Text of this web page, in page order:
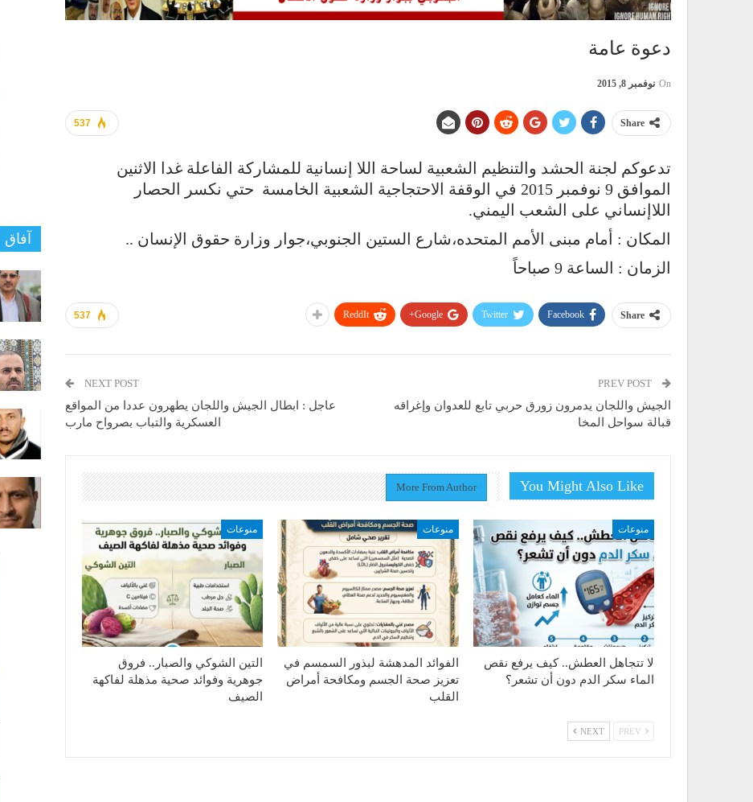
دعوة عامة
On نوفمبر 8, 2015
537 Share
تدعوكم لجنة الحشد والتنظيم الشعبية لساحة اللا إنسانية للمشاركة الفاعلة غدا الاثنين
الموافق 9 نوفمبر 2015 في الوقفة الاحتجاجية الشعبية الخامسة حتي نكسر الحصار
اللاإنساني على الشعب اليمني.
المكان : أمام مبنى الأمم المتحده،شارع الستين الجنوبي،جوار وزارة حقوق الإنسان ..
الزمان : الساعة 9 صباحاً
537 Share
Facebook
Twitter
Google+
ReddIt
الجيش واللجان يدمرون زورق حربي تابع للعدوان وإغراقه
قبالة سواحل المخا
NEXT POST
عاجل : ابطال الجيش واللجان يطهرون عددا من المواقع
العسكرية والتباب بصرواح مارب
You Might Also Like
More From Author
منوعات
لا تتجاهل العطش.. كيف يرفع نقص
الماء سكر الدم دون أن تشعر؟
منوعات
الفوائد المدهشة لبذور السمسم في
تعزيز صحة الجسم ومكافحة أمراض
القلب
منوعات
التين الشوكي والصبار.. فروق
جوهرية وفوائد صحية مذهلة لفاكهة
الصيف
NEXT
آفاق